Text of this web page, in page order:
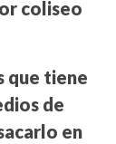
coliseo
que tiene
de
en